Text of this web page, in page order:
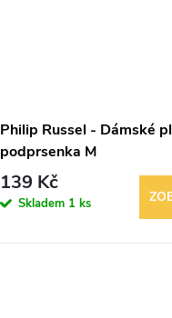
Philip Russel - Dámské
podprsenka M
139 Kč
Skladem 1 ks